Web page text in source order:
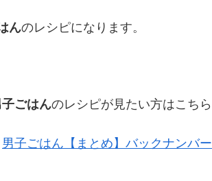
んのレシピになります。
子ごはんのレシピが見たい方はこちら
男子ごはん【まとめ】バックナンバー